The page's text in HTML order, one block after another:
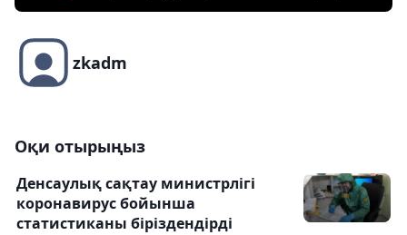
zkadm
Оқи отырыңыз
Денсаулық сақтау министрлігі
коронавирус бойынша
статистиканы біріздендірді